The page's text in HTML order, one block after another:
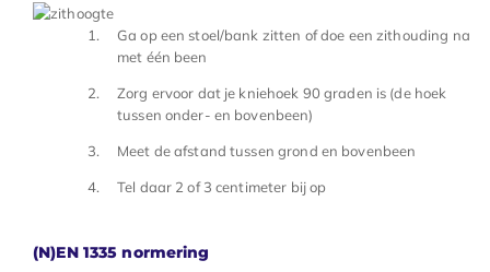
Ga op een stoel/bank zitten of doe een zithouding na
met één been
Zorg ervoor dat je kniehoek 90 graden is (de hoek
tussen onder- en bovenbeen)
Meet de afstand tussen grond en bovenbeen
Tel daar 2 of 3 centimeter bij op
(N)EN 1335 normering